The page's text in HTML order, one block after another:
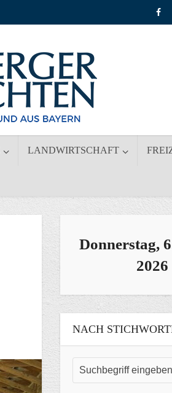
LANDWIRTSCHAFT
Donnerstag,
2026
NACH